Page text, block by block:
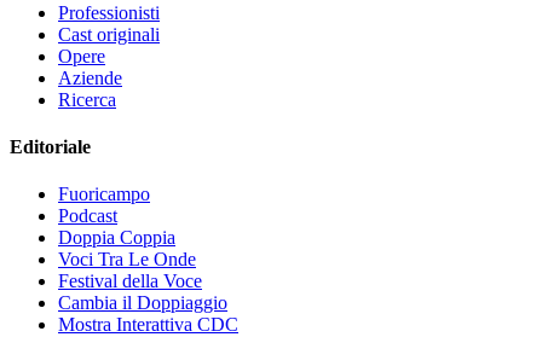
Professionisti
Cast originali
Opere
Aziende
Ricerca
Editoriale
Fuoricampo
Podcast
Doppia Coppia
Voci Tra Le Onde
Festival della Voce
Cambia il Doppiaggio
Mostra Interattiva CDC